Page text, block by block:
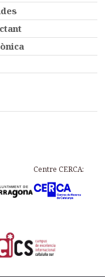
Centre CERCA: